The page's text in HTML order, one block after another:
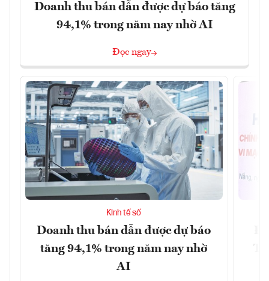
Doanh thu bán dẫn được dự báo tăng
94,1% trong năm nay nhờ AI
Đọc ngay
Kinh tế số
Doanh thu bán dẫn được dự báo
tăng 94,1% trong năm nay nhờ
AI